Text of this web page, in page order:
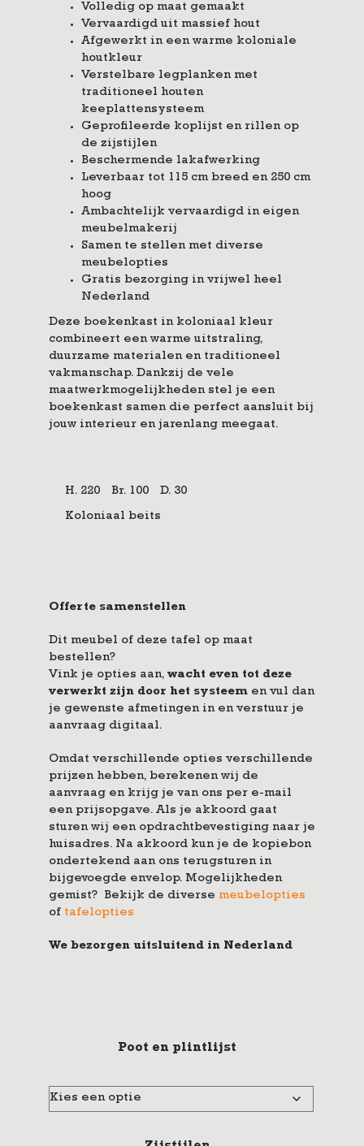
Volledig op maat gemaakt
Vervaardigd uit massief hout
Afgewerkt in een warme koloniale
houtkleur
Verstelbare legplanken met
traditioneel houten
keeplattensysteem
Geprofileerde koplijst en rillen op
de zijstijlen
Beschermende lakafwerking
Leverbaar tot 115 cm breed en 250 cm
hoog
Ambachtelijk vervaardigd in eigen
meubelmakerij
Samen te stellen met diverse
meubelopties
Gratis bezorging in vrijwel heel
Nederland
Deze boekenkast in koloniaal kleur
combineert een warme uitstraling,
duurzame materialen en traditioneel
vakmanschap. Dankzij de vele
maatwerkmogelijkheden stel je een
boekenkast samen die perfect aansluit bij
jouw interieur en jarenlang meegaat.
H. 220 Br. 100 D. 30
Koloniaal beits
Offerte samenstellen
Dit meubel of deze tafel op maat
bestellen?
Vink je opties aan, wacht even tot deze
verwerkt zijn door het systeem en vul dan
je gewenste afmetingen in en verstuur je
aanvraag digitaal.
Omdat verschillende opties verschillende
prijzen hebben, berekenen wij de
aanvraag en krijg je van ons per e-mail
een prijsopgave. Als je akkoord gaat
sturen wij een opdrachtbevestiging naar je
huisadres. Na akkoord kun je de kopiebon
ondertekend aan ons terugsturen in
bijgevoegde envelop. Mogelijkheden
gemist? Bekijk de diverse meubelopties
of tafelopties
We bezorgen uitsluitend in Nederland
Poot en plintlijst